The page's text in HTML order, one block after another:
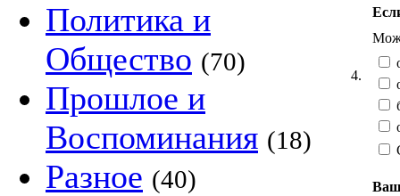
Политика и
Общество (70)
Прошлое и
Воспоминания (18)
Разное (40)
4.